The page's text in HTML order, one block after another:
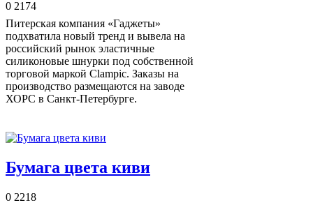
0 2174
Питерская компания «Гаджеты»
подхватила новый тренд и вывела на
российский рынок эластичные
силиконовые шнурки под собственной
торговой маркой Clampic. Заказы на
производство размещаются на заводе
ХОРС в Санкт-Петербурге.
Бумага цвета киви
0 2218